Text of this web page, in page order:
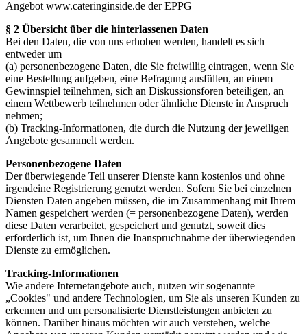
Angebot www.cateringinside.de der EPPG
§ 2 Übersicht über die hinterlassenen Daten
Bei den Daten, die von uns erhoben werden, handelt es sich
entweder um
(a) personenbezogene Daten, die Sie freiwillig eintragen, wenn Sie
eine Bestellung aufgeben, eine Befragung ausfüllen, an einem
Gewinnspiel teilnehmen, sich an Diskussionsforen beteiligen, an
einem Wettbewerb teilnehmen oder ähnliche Dienste in Anspruch
nehmen;
(b) Tracking-Informationen, die durch die Nutzung der jeweiligen
Angebote gesammelt werden.
Personenbezogene Daten
Der überwiegende Teil unserer Dienste kann kostenlos und ohne
irgendeine Registrierung genutzt werden. Sofern Sie bei einzelnen
Diensten Daten angeben müssen, die im Zusammenhang mit Ihrem
Namen gespeichert werden (= personenbezogene Daten), werden
diese Daten verarbeitet, gespeichert und genutzt, soweit dies
erforderlich ist, um Ihnen die Inanspruchnahme der überwiegenden
Dienste zu ermöglichen.
Tracking-Informationen
Wie andere Internetangebote auch, nutzen wir sogenannte
„Cookies" und andere Technologien, um Sie als unseren Kunden zu
erkennen und um personalisierte Dienstleistungen anbieten zu
können. Darüber hinaus möchten wir auch verstehen, welche